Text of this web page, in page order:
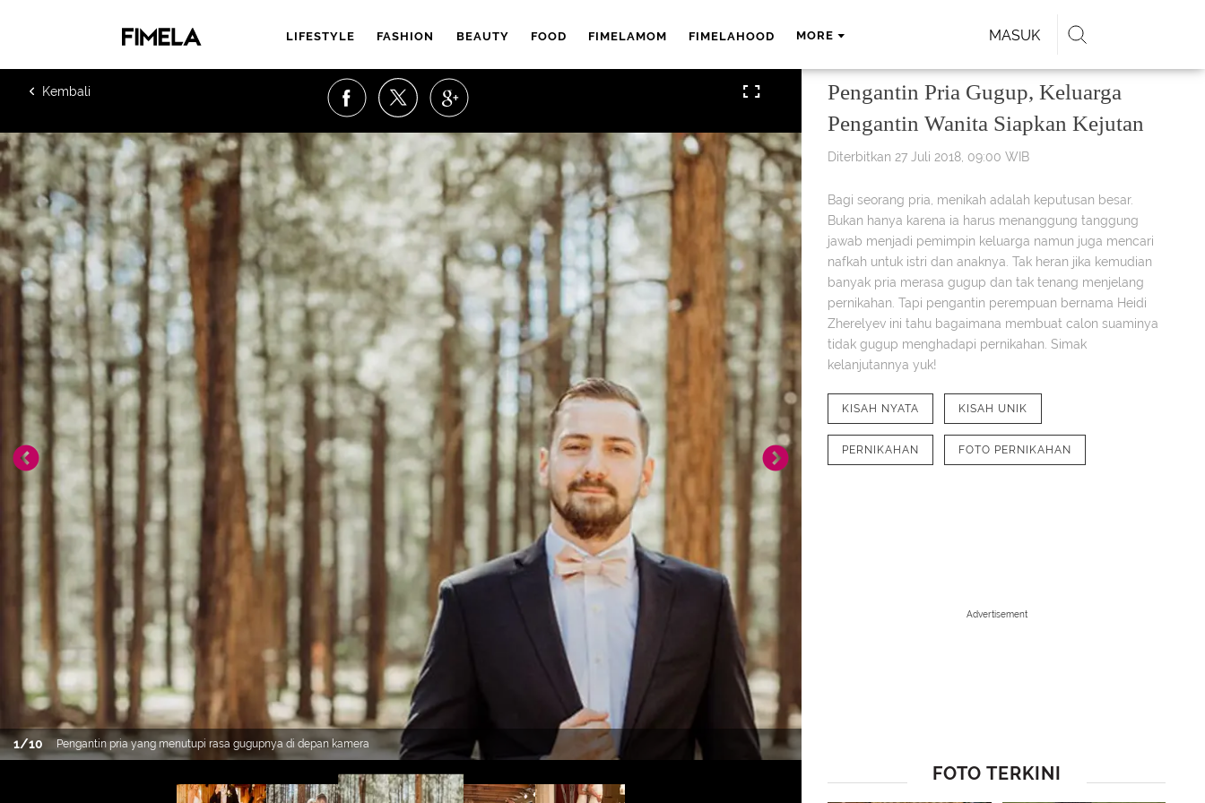
LIFESTYLE FASHION BEAUTY FOOD FIMELAMOM FIMELAHOOD MORE MASUK
1/10 Pengantin pria yang menutupi rasa gugupnya di depan kamera
Pengantin Pria Gugup, Keluarga
Pengantin Wanita Siapkan Kejutan
Diterbitkan 27 Juli 2018, 09:00 WIB
Bagi seorang pria, menikah adalah keputusan besar.
Bukan hanya karena ia harus menanggung tanggung
jawab menjadi pemimpin keluarga namun juga mencari
nafkah untuk istri dan anaknya. Tak heran jika kemudian
banyak pria merasa gugup dan tak tenang menjelang
pernikahan. Tapi pengantin perempuan bernama Heidi
Zherelyev ini tahu bagaimana membuat calon suaminya
tidak gugup menghadapi pernikahan. Simak
kelanjutannya yuk!
KISAH NYATA KISAH UNIK
PERNIKAHAN FOTO PERNIKAHAN
Advertisement
FOTO TERKINI